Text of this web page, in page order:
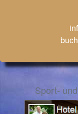
Sport-